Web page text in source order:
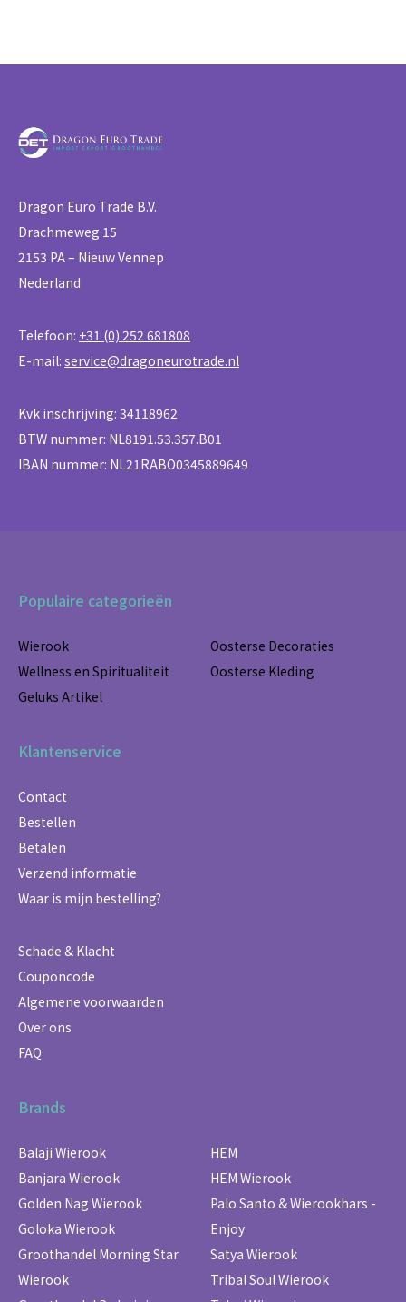
Dragon Euro Trade B.V.
Drachmeweg 15
2153 PA – Nieuw Vennep
Nederland
Telefoon: +31 (0) 252 681808
E-mail: service@dragoneurotrade.nl
Kvk inschrijving: 34118962
BTW nummer: NL8191.53.357.B01
IBAN nummer: NL21RABO0345889649
Populaire categorieën
Wierook
Wellness en Spiritualiteit
Geluks Artikel
Oosterse Decoraties
Oosterse Kleding
Klantenservice
Contact
Bestellen
Betalen
Verzend informatie
Waar is mijn bestelling?
Schade & Klacht
Couponcode
Algemene voorwaarden
Over ons
FAQ
Brands
Balaji Wierook
Banjara Wierook
Golden Nag Wierook
Goloka Wierook
Groothandel Morning Star
Wierook
HEM
HEM Wierook
Palo Santo & Wierookhars -
Enjoy
Satya Wierook
Tribal Soul Wierook